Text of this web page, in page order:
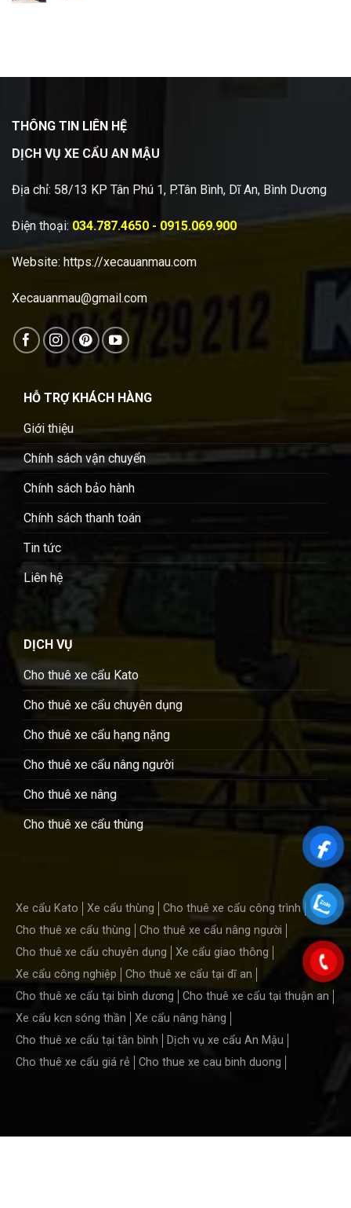
THÔNG TIN LIÊN HỆ
DỊCH VỤ XE CẨU AN MẬU
Địa chỉ: 58/13 KP Tân Phú 1, P.Tân Bình, Dĩ An, Bình Dương
Điện thoại: 034.787.4650 - 0915.069.900
Website: https://xecauanmau.com
Xecauanmau@gmail.com
HỖ TRỢ KHÁCH HÀNG
Giới thiệu
Chính sách vận chuyển
Chính sách bảo hành
Chính sách thanh toán
Tin tức
Liên hệ
DỊCH VỤ
Cho thuê xe cẩu Kato
Cho thuê xe cẩu chuyên dụng
Cho thuê xe cẩu hạng nặng
Cho thuê xe cẩu nâng người
Cho thuê xe nâng
Cho thuê xe cẩu thùng
Xe cẩu Kato Xe cẩu thùng
Cho thuê xe cẩu công trình
Cho thuê xe cẩu thùng
Cho thuê xe cẩu nâng người
Cho thuê xe cẩu chuyên dụng
Xe cẩu giao thông
Xe cẩu công nghiệp
Cho thuê xe cẩu tại dĩ an
Cho thuê xe cẩu tại bình dương
Cho thuê xe cẩu tại thuận an
Xe cẩu kcn sóng thần
Xe cẩu nâng hàng
Cho thuê xe cẩu tại tân bình
Dịch vụ xe cẩu An Mậu
Cho thuê xe cẩu giá rẻ
Cho thue xe cau binh duong